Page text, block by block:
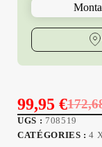
T15
SEASONX
Le
prix
99,95 €Le
prix
UGS : 708519
CATÉGORIES :4